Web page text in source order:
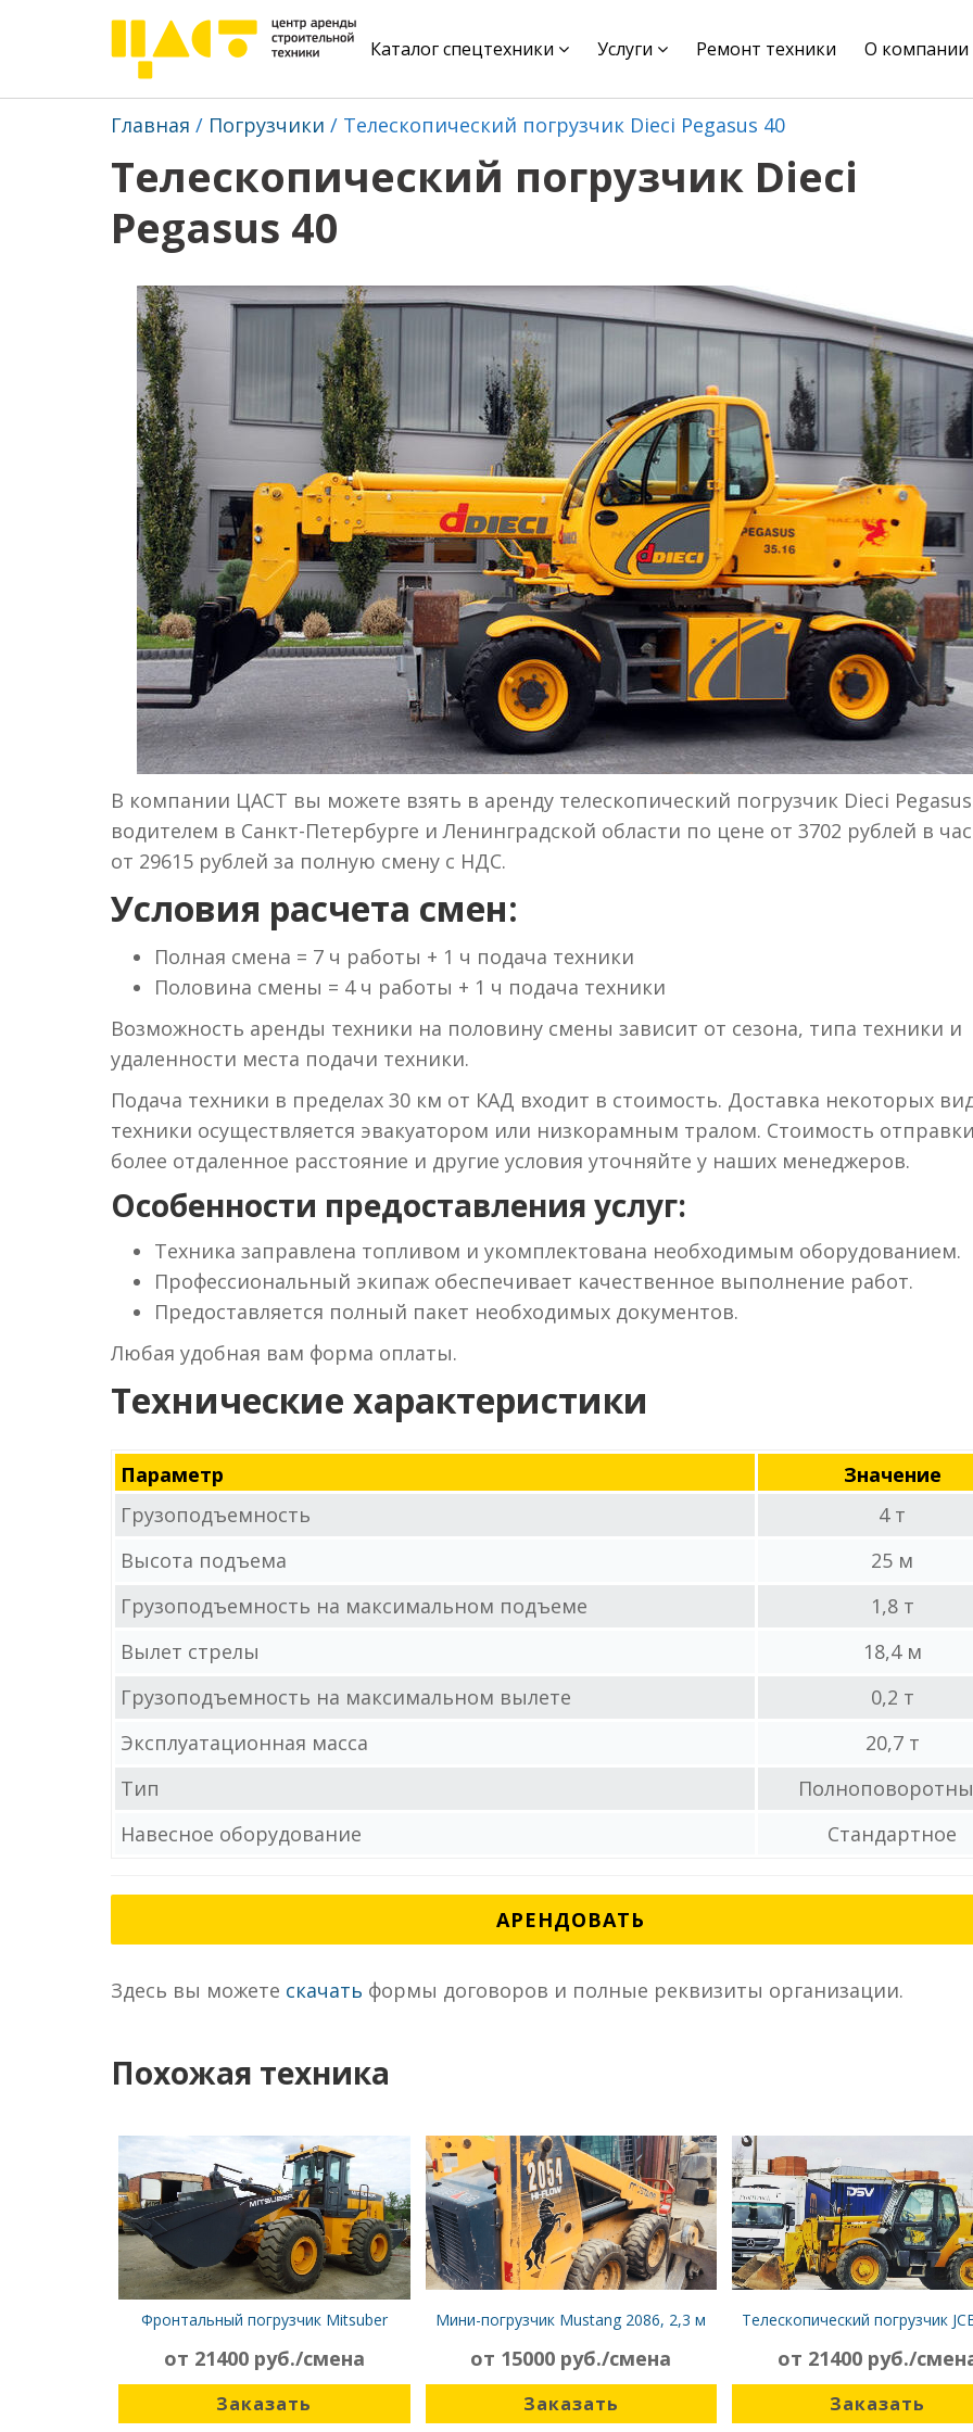
Каталог спецтехники Услуги Ремонт техники О компании
Главная Погрузчики Телескопический погрузчик Dieci Pegasus 40
Телескопический погрузчик Dieci
Pegasus 40
В компании ЦАСТ вы можете взять в аренду телескопический погрузчик Dieci
водителем в Санкт-Петербурге и Ленинградской области по цене от 3702 рублей в
от 29615 рублей за полную смену с НДС.
Условия расчета смен:
Полная смена = 7 ч работы + 1 ч подача техники
Половина смены = 4 ч работы + 1 ч подача техники
Возможность аренды техники на половину смены зависит от сезона, типа техники и
удаленности места подачи техники.
Подача техники в пределах 30 км от КАД входит в стоимость. Доставка некоторых
техники осуществляется эвакуатором или низкорамным тралом. Стоимость
более отдаленное расстояние и другие условия уточняйте у наших менеджеров.
Особенности предоставления услуг:
Техника заправлена топливом и укомплектована необходимым оборудованием.
Профессиональный экипаж обеспечивает качественное выполнение работ.
Предоставляется полный пакет необходимых документов.
Любая удобная вам форма оплаты.
Технические характеристики
Параметр
Значение
Грузоподъемность
4 т
Высота подъема
25 м
Грузоподъемность на максимальном подъеме
1,8 т
Вылет стрелы
18,4 м
Грузоподъемность на максимальном вылете
0,2 т
Эксплуатационная масса
20,7 т
Тип
Навесное оборудование
Стандартное
АРЕНДОВАТЬ
Здесь вы можете скачать формы договоров и полные реквизиты организации.
Похожая техника
Фронтальный погрузчик Mitsuber
от 21400 руб./смена
Заказать
Мини-погрузчик Mustang 2086, 2,3 м
от 15000 руб./смена
Заказать
Телескопический погрузчик
от 21400 руб./
Заказать